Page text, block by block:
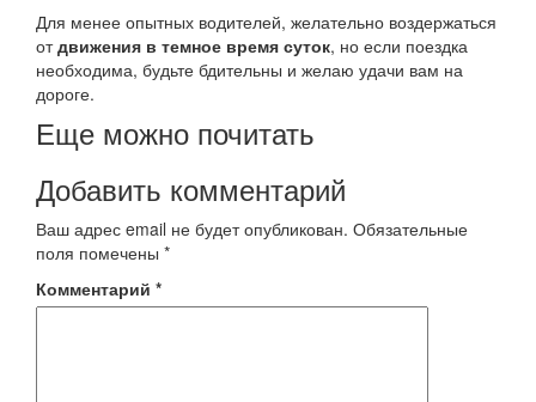
Для менее опытных водителей, желательно воздержаться
отдвижения в темное время суток, но если поездка
необходима, будьте бдительны и желаю удачи вам на
дороге.
Еще можно почитать
Добавить комментарий
Ваш адрес email не будет опубликован. Обязательные
поля помечены *
Комментарий *